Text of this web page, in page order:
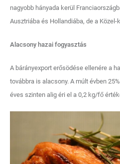
nagyobb hányada kerül
Ausztriába és Hollandiába, de a
Alacsony hazai fogyasztás
A bárányexport erősödése ellenére a
továbbra is alacsony. A múlt évben
éves szinten alig éri el a 0,2 kg/fő